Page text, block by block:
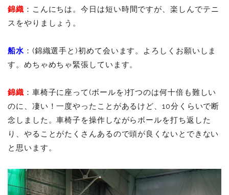
錦織 ：こんにちは。今日は短い時間ですが、楽しんでテニ
スをやりましょう。
船水 ：(錦織選手と)初めて会います。よろしくお願いしま
す。めちゃめちゃ緊張しています。
錦織 ：車椅子に座って(ボールを)打つのは何十倍も難しい
のに、凄い！一度やったことがあるけど、10分くらいで断
念しました。車椅子を操作しながらボールを打ち返した
り、やることがたくさんあるので頭が良くないとできない
と思います。